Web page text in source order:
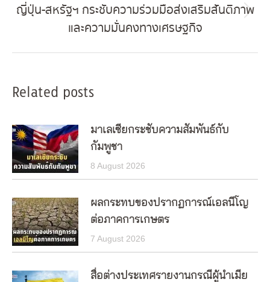
post:
ญี่ปุ่น-สหรัฐฯ กระชับความร่วมมือส่งเสริมสันติภาพ
และความมั่นคงทางเศรษฐกิจ
Related posts
มาเลเซียกระชับความสัมพันธ์กับ
กัมพูชา
8 August 2026
ผลกระทบของปรากฏการณ์เอลนีโญ
ต่อภาคการเกษตร
7 August 2026
สื่อต่างประเทศรายงานกรณีผู้นำเมีย